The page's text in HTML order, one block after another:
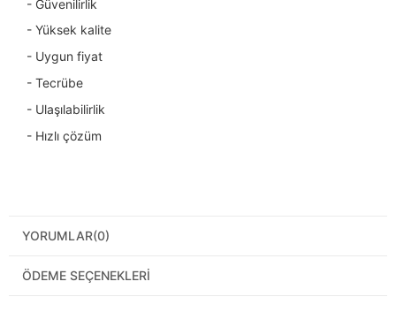
- Güvenilirlik
- Yüksek kalite
- Uygun fiyat
- Tecrübe
- Ulaşılabilirlik
- Hızlı çözüm
YORUMLAR(0)
ÖDEME SEÇENEKLERI